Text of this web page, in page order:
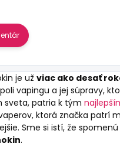
je už viac ako desať
vapingu a jej súpravy,
sveta, patria k tým
ktorá značka patrí
Sme si istí, že
.